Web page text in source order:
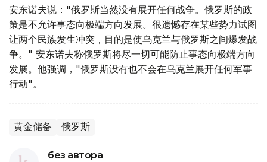
安东诺夫说："俄罗斯当然没有展开任何战争。俄罗斯的政
策是不允许事态向极端方向发展。很遗憾存在某些势力试图
让两个民族发生冲突，目的是使乌克兰与俄罗斯之间爆发战
争。" 安东诺夫称俄罗斯将尽一切可能防止事态向极端方向
发展。他强调，"俄罗斯没有也不会在乌克兰展开任何军事
行动"。
黄金储备 俄罗斯
без автора